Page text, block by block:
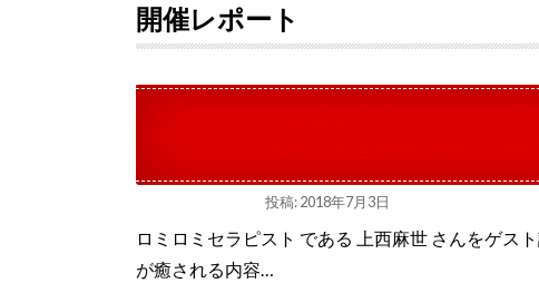
開催レポート
投稿: 2018年7月3日
ロミロミセラピスト である 上西麻世 さんをゲス
が癒される内容…